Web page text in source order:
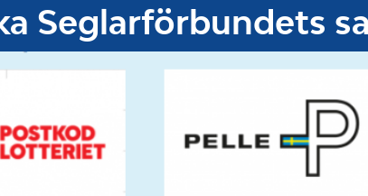
Seglarförbundets